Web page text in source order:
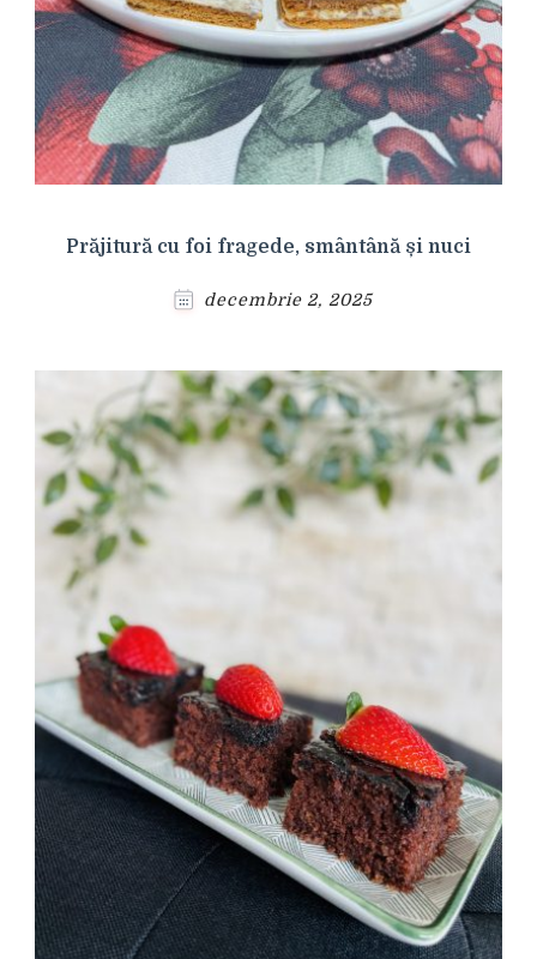
Prăjitură cu foi fragede, smântână și nuci
decembrie 2, 2025